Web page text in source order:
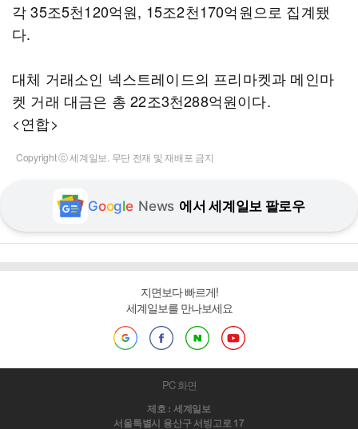
각 35조5천120억원, 15조2천170억원으로 집계됐
다.
대체 거래소인 넥스트레이드의 프리마켓과 메인마
켓 거래 대금은 총 22조3천288억원이다.
<연합>
Copyright ⓒ 세계일보. 무단 전재 및 재배포 금지
Google News 에서 세계일보 팔로우
지면보다 빠르게!
세계일보를 만나보세요
PC 화면
제호 : 세계일보
서울특별시 용산구 서빙고로 17